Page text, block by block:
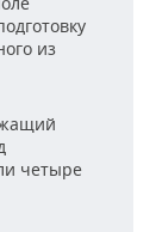
из
четыре